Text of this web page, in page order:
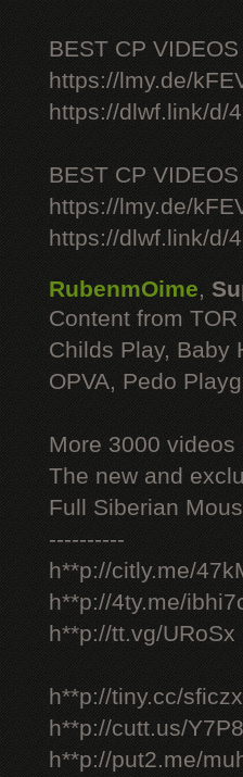
BEST CP
https://lmy.de/
https://dlwf.link/d/
BEST CP
https://lmy.de/
https://dlwf.link/d/
RubenmOime,
Content from
Childs Play, Baby
OPVA, Pedo
More 3000
The new and
Full Siberian
----------
h**p://citly.me/
h**p://4ty.me/
h**p://tt.vg/URoSx
h**p://tiny.cc/sficzx
h**p://cutt.us/
h**p://put2.me/